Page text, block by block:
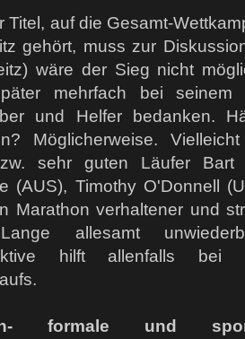
Titel, auf die Gesamt-
gehört, muss zur
wäre der Sieg nicht
mehrfach bei seinem
und Helfer bedanken.
Möglicherweise.
sehr guten Läufer Bart
(AUS), Timothy O'Donnell
Marathon verhaltener und
allesamt
hilft allenfalls bei
formale und